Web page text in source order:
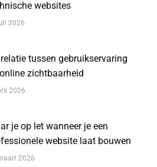
websites
2026
tussen gebruikservaring
zichtbaarheid
2026
je op let wanneer je een
website laat bouwen
2026